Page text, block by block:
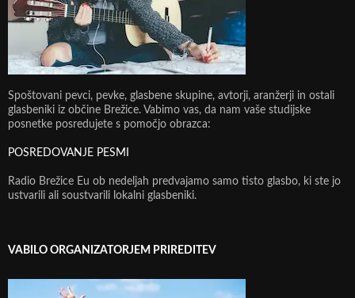
Spoštovani pevci, pevke, glasbene skupine, avtorji, aranžerji in ostali
glasbeniki iz občine Brežice. Vabimo vas, da nam vaše studijske
posnetke posredujete s pomočjo obrazca:
POSREDOVANJE PESMI
Radio Brežice Eu ob nedeljah predvajamo samo tisto glasbo, ki ste jo
ustvarili ali soustvarili lokalni glasbeniki.
VABILO ORGANIZATORJEM PRIREDITEV